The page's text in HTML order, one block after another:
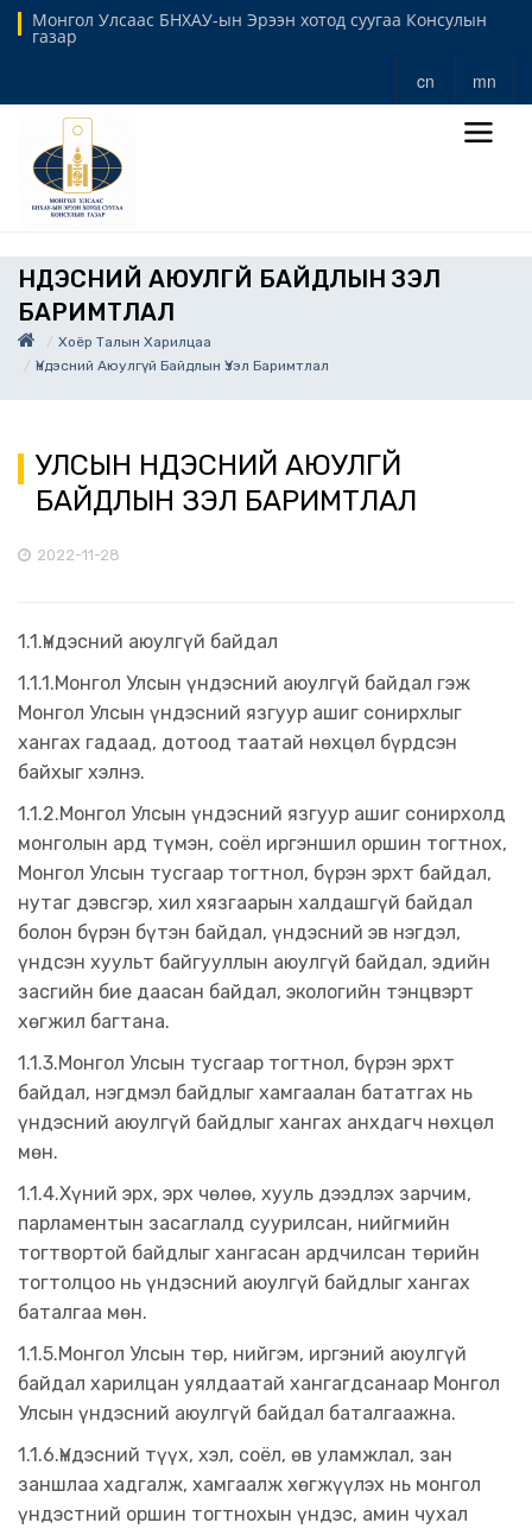
Монгол Улсаас БНХАУ-ын Эрээн хотод суугаа Консулын
газар
cn mn
ҮНДЭСНИЙ АЮУЛГҮЙ БАЙДЛЫН ҮЗЭЛ
БАРИМТЛАЛ
Хоёр Талын Харилцаа
Үндэсний Аюулгүй Байдлын Үзэл Баримтлал
УЛСЫН ҮНДЭСНИЙ АЮУЛГҮЙ
БАЙДЛЫН ҮЗЭЛ БАРИМТЛАЛ
2022-11-28
1.1.Үндэсний аюулгүй байдал
1.1.1.Монгол Улсын үндэсний аюулгүй байдал гэж
Монгол Улсын үндэсний язгуур ашиг сонирхлыг
хангах гадаад, дотоод таатай нөхцөл бүрдсэн
байхыг хэлнэ.
1.1.2.Монгол Улсын үндэсний язгуур ашиг сонирхолд
монголын ард түмэн, соёл иргэншил оршин тогтнох,
Монгол Улсын тусгаар тогтнол, бүрэн эрхт байдал,
нутаг дэвсгэр, хил хязгаарын халдашгүй байдал
болон бүрэн бүтэн байдал, үндэсний эв нэгдэл,
үндсэн хуульт байгууллын аюулгүй байдал, эдийн
засгийн бие даасан байдал, экологийн тэнцвэрт
хөгжил багтана.
1.1.3.Монгол Улсын тусгаар тогтнол, бүрэн эрхт
байдал, нэгдмэл байдлыг хамгаалан бататгах нь
үндэсний аюулгүй байдлыг хангах анхдагч нөхцөл
мөн.
1.1.4.Хүний эрх, эрх чөлөө, хууль дээдлэх зарчим,
парламентын засаглалд суурилсан, нийгмийн
тогтвортой байдлыг хангасан ардчилсан төрийн
тогтолцоо нь үндэсний аюулгүй байдлыг хангах
баталгаа мөн.
1.1.5.Монгол Улсын төр, нийгэм, иргэний аюулгүй
байдал харилцан уялдаатай хангагдсанаар Монгол
Улсын үндэсний аюулгүй байдал баталгаажна.
1.1.6.Үндэсний түүх, хэл, соёл, өв уламжлал, зан
заншлаа хадгалж, хамгаалж хөгжүүлэх нь монгол
үндэстний оршин тогтнохын үндэс, амин чухал